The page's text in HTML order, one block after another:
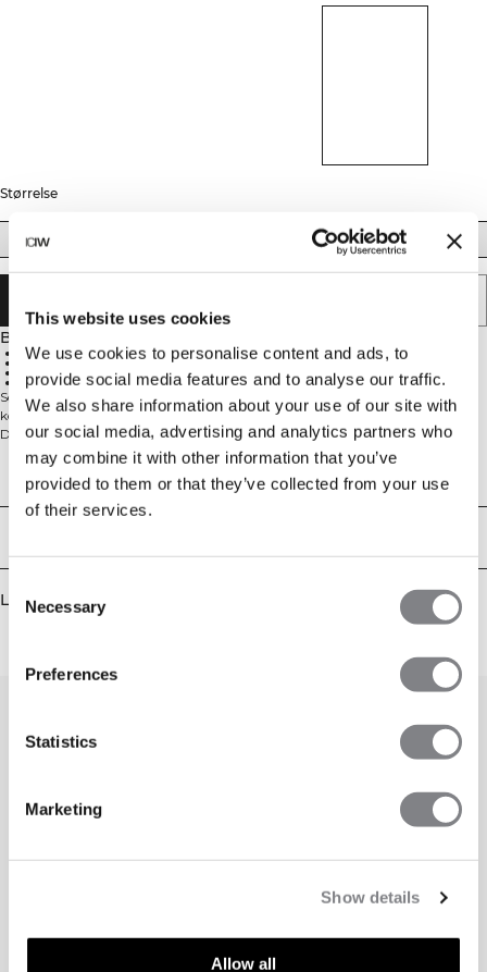
This website uses cookies
We use cookies to personalise content and ads, to
provide social media features and to analyse our traffic.
We also share information about your use of our site with
our social media, advertising and analytics partners who
may combine it with other information that you’ve
provided to them or that they’ve collected from your use
of their services.
Selection
Necessary
Preferences
Statistics
Marketing
Show details
Allow all
Størrelse
XL XXL
Beskrivelse
Sømløs
Jerseystrikk
Normal passform
Gnagfri
Sømløs treningst-skjorte med svært god pusteevne. Stride T-Shirt gir myk
komfort i jerseystrikk og har en normal passform som beveger seg med deg.
Den sømløse konstruksjonen minimerer friksjon for en gnagfri følelse, mens
det lette materialet holder deg kjølig fra gymgulvet til løpeturen ute. 92%
polyamid, 8% elastan.
Tekniske egenskaper
Lignende produkter